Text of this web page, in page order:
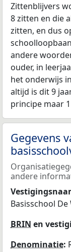
Zittenblijvers
8 zitten en die
zitten, en dus
andere
ouder, in
het onderwijs
altijd is dit 9
principe maar
Gegevens
andere
Basisschool
BRIN en
Denominatie: